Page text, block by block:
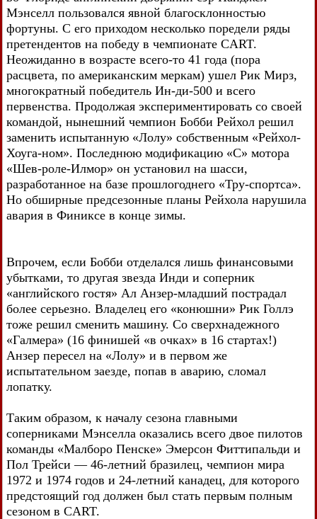
Мэнселл пользовался явной благосклонностью
фортуны. С его приходом несколько поредели ряды
претендентов на победу в чемпионате CART.
Неожиданно в возрасте всего-то 41 года (пора
расцвета, по американским меркам) ушел Рик Мирз,
многократный победитель Ин-ди-500 и всего
первенства. Продолжая экспериментировать со своей
командой, нынешний чемпион Бобби Рейхол решил
заменить испытанную «Лолу» собственным «Рейхол-
Хоуга-ном». Последнюю модификацию «С» мотора
«Шев-роле-Илмор» он установил на шасси,
разработанное на базе прошлогоднего «Тру-спортса».
Но обширные предсезонные планы Рейхола нарушила
авария в Финиксе в конце зимы.
Впрочем, если Бобби отделался лишь финансовыми
убытками, то другая звезда Инди и соперник
«английского гостя» Ал Анзер-младший пострадал
более серьезно. Владелец его «конюшни» Рик Голлэ
тоже решил сменить машину. Со сверхнадежного
«Галмера» (16 финишей «в очках» в 16 стартах!)
Анзер пересел на «Лолу» и в первом же
испытательном заезде, попав в аварию, сломал
лопатку.
Таким образом, к началу сезона главными
соперниками Мэнселла оказались всего двое пилотов
команды «Малборо Пенске» Эмерсон Фиттипальди и
Пол Трейси — 46-летний бразилец, чемпион мира
1972 и 1974 годов и 24-летний канадец, для которого
предстоящий год должен был стать первым полным
сезоном в CART.